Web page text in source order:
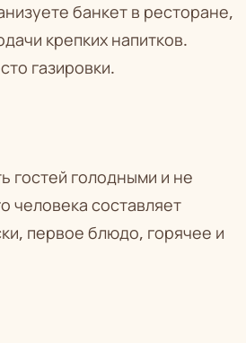
банкет в ресторане,
крепких напитков.
газировки.
гостей голодными и не
человека составляет
первое блюдо, горячее и